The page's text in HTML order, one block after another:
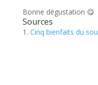
Bonne dégustation 😋
Sources
Cinq bienfaits du